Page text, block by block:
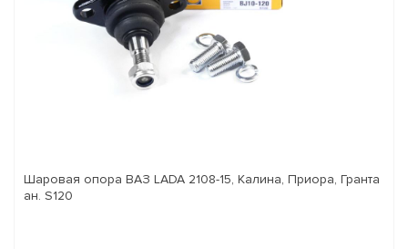
Шаровая опора ВАЗ LADA 2108-15, Калина, Приора, Гранта
ан. S120